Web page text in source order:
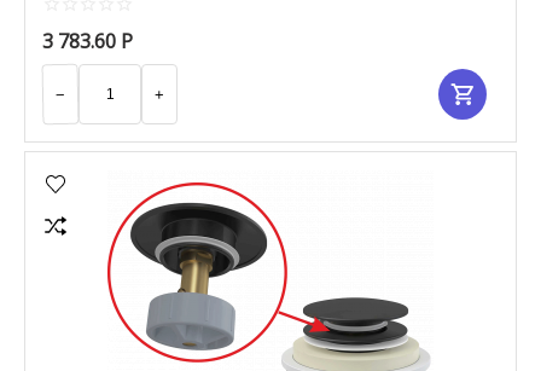
3 783.60 Р
+
−